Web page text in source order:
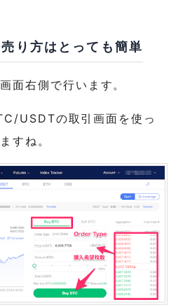
り方はとっても簡単
面右側で行います。
USDTの取引画面を使っ
すね。